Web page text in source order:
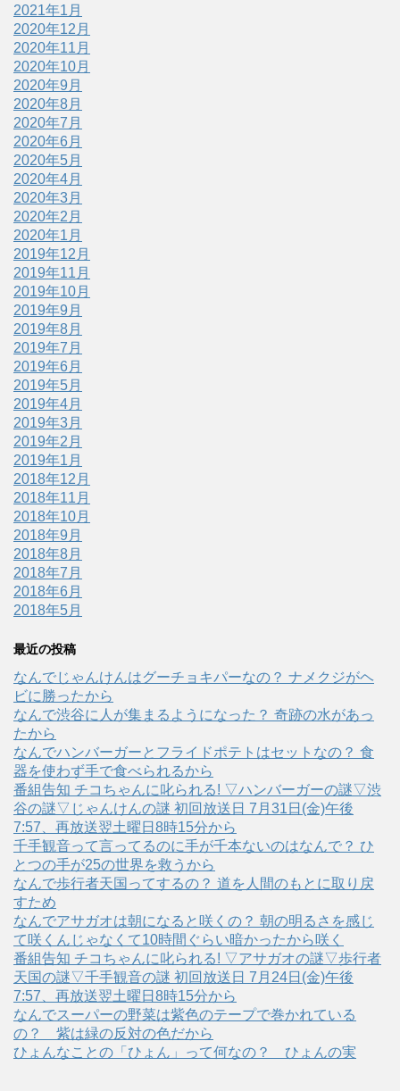
2021年1月
2020年12月
2020年11月
2020年10月
2020年9月
2020年8月
2020年7月
2020年6月
2020年5月
2020年4月
2020年3月
2020年2月
2020年1月
2019年12月
2019年11月
2019年10月
2019年9月
2019年8月
2019年7月
2019年6月
2019年5月
2019年4月
2019年3月
2019年2月
2019年1月
2018年12月
2018年11月
2018年10月
2018年9月
2018年8月
2018年7月
2018年6月
2018年5月
最近の投稿
なんでじゃんけんはグーチョキパーなの？ ナメクジがヘ
ビに勝ったから
なんで渋谷に人が集まるようになった？ 奇跡の水があっ
たから
なんでハンバーガーとフライドポテトはセットなの？ 食
器を使わず手で食べられるから
番組告知 チコちゃんに叱られる! ▽ハンバーガーの謎▽渋
谷の謎▽じゃんけんの謎 初回放送日 7月31日(金)午後
7:57、再放送翌土曜日8時15分から
千手観音って言ってるのに手が千本ないのはなんで？ ひ
とつの手が25の世界を救うから
なんで歩行者天国ってするの？ 道を人間のもとに取り戻
すため
なんでアサガオは朝になると咲くの？ 朝の明るさを感じ
て咲くんじゃなくて10時間ぐらい暗かったから咲く
番組告知 チコちゃんに叱られる! ▽アサガオの謎▽歩行者
天国の謎▽千手観音の謎 初回放送日 7月24日(金)午後
7:57、再放送翌土曜日8時15分から
なんでスーパーの野菜は紫色のテープで巻かれている
の？ 紫は緑の反対の色だから
ひょんなことの「ひょん」って何なの？ ひょんの実